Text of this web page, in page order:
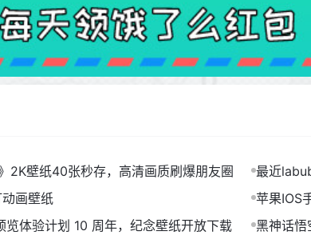
2K壁纸40张秒存，高清画质刷爆朋友圈
最近
画壁纸
苹果IOS
体验计划 10 周年，纪念壁纸开放下载
黑神话